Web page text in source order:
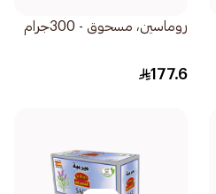
روماسين، مسحوق - 300جرام
177.6